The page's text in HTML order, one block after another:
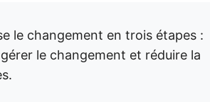
le changement en trois étapes :
le changement et réduire la